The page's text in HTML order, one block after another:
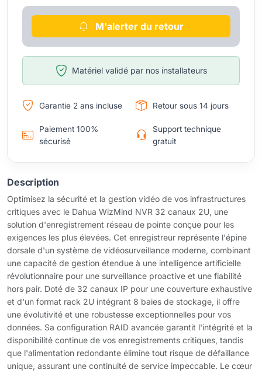
M'alerter du retour
Matériel validé par nos installateurs
Garantie 2 ans incluse Retour sous 14 jours
Paiement 100%
sécurisé
Support technique
gratuit
Description
Optimisez la sécurité et la gestion vidéo de vos infrastructures
critiques avec le Dahua WizMind NVR 32 canaux 2U, une
solution d'enregistrement réseau de pointe conçue pour les
exigences les plus élevées. Cet enregistreur représente l'épine
dorsale d'un système de vidéosurveillance moderne, combinant
une capacité de gestion étendue à une intelligence artificielle
révolutionnaire pour une surveillance proactive et une fiabilité
hors pair. Doté de 32 canaux IP pour une couverture exhaustive
et d'un format rack 2U intégrant 8 baies de stockage, il offre
une évolutivité et une robustesse exceptionnelles pour vos
données. Sa configuration RAID avancée garantit l'intégrité et la
disponibilité continue de vos enregistrements critiques, tandis
que l'alimentation redondante élimine tout risque de défaillance
unique, assurant une continuité de service impeccable. Le cœur